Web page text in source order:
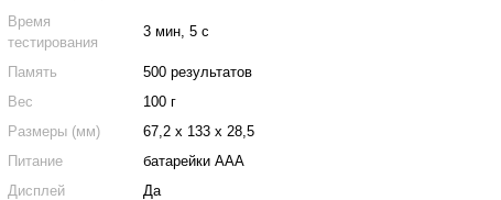
Время
тестирования
3 мин, 5 с
Память
500 результатов
Вес
100 г
Размеры (мм)
67,2 х 133 х 28,5
Питание
батарейки ААА
Дисплей
Да